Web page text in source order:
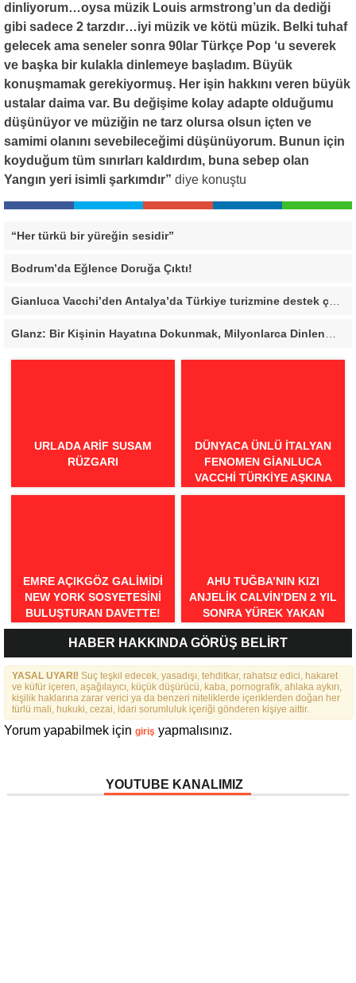
dinliyorum…oysa müzik Louis armstrong’un da dediği
gibi sadece 2 tarzdır…iyi müzik ve kötü müzik. Belki tuhaf
gelecek ama seneler sonra 90lar Türkçe Pop ‘u severek
ve başka bir kulakla dinlemeye başladım. Büyük
konuşmamak gerekiyormuş. Her işin hakkını veren büyük
ustalar daima var. Bu değişime kolay adapte olduğumu
düşünüyor ve müziğin ne tarz olursa olsun içten ve
samimi olanını sevebileceğimi düşünüyorum. Bunun için
koyduğum tüm sınırları kaldırdım, buna sebep olan
Yangın yeri isimli şarkımdır” diye konuştu
“Her türkü bir yüreğin sesidir”
Bodrum’da Eğlence Doruğa Çıktı!
Gianluca Vacchi’den Antalya’da Türkiye turizmine destek çağrısı
URLADA ARIF SUSAM
RÜZGARI
DÜNYACA ÜNLÜ İTALYAN
FENOMEN GIANLUCA
VACCHI TÜRKIYE AŞKINA
GELIYOR!
EMRE AÇIKGÖZ GALIMIDI
NEW YORK SOSYETESINI
BULUŞTURAN DAVETTE!
AHU TUĞBA’NIN KIZI
ANJELİK CALVİN’DEN 2 YIL
SONRA YÜREK YAKAN
İTİRAFLAR
HABER HAKKINDA GÖRÜŞ BELİRT
YASAL UYARI! Suç teşkil edecek, yasadışı, tehditkar, rahatsız edici, hakaret
ve küfür içeren, aşağılayıcı, küçük düşürücü, kaba, pornografik, ahlaka aykırı,
kişilik haklarına zarar verici ya da benzeri niteliklerde içeriklerden doğan her
türlü mali, hukuki, cezai, idari sorumluluk içeriği gönderen kişiye aittir.
Yorum yapabilmek için giriş yapmalısınız.
YOUTUBE KANALIMIZ